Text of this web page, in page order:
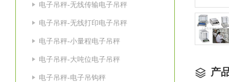
电子吊秤-无线传输电子吊秤
电子吊秤-无线打印电子吊秤
电子吊秤-小量程电子吊秤
电子吊秤-大吨位电子吊秤
电子吊秤-电子吊钩秤 产